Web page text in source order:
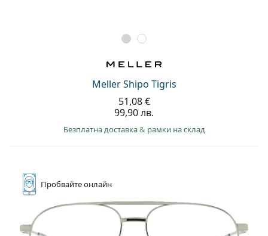
Meller Shipo Tigris
51,08 €
99,90 лв.
Безплатна доставка& рамки на склад
Пробвайтеонлайн